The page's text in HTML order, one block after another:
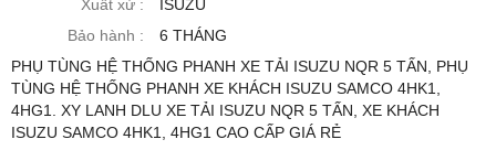
Xuất xứ :
ISUZU
Bảo hành :
6 THÁNG
PHỤ TÙNG HỆ THỐNG PHANH XE TẢI ISUZU NQR 5 TẤN, PHỤ
TÙNG HỆ THỐNG PHANH XE KHÁCH ISUZU SAMCO 4HK1,
4HG1. XY LANH DLU XE TẢI ISUZU NQR 5 TẤN, XE KHÁCH
ISUZU SAMCO 4HK1, 4HG1 CAO CẤP GIÁ RẺ